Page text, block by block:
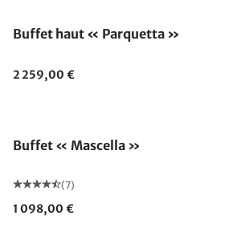
Buffet haut « Parquetta »
2 259,00 €
Buffet « Mascella »
(7)
1 098,00 €